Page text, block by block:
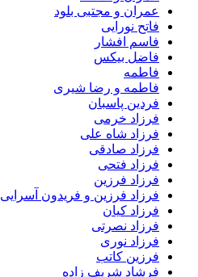
عمران و مجتبی بلود
فاتح نورایی
فاسم افشار
فاضل بیکس
فاطمه
فاطمه و رضا شیری
فردین پاسبان
فرزاد خرمی
فرزاد شاه علی
فرزاد صادقى
فرزاد فتحی
فرزاد فرزین
فرزاد فرزین و فریدون آسرایی
فرزاد کیان
فرزاد نصرتی
فرزاد نوری
فرزین کاتب
فرشاد شریف زاده